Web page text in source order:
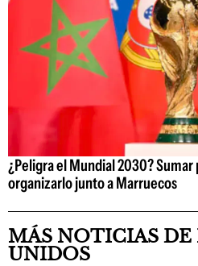
¿Peligra el Mundial 2030? Sumar
organizarlo junto a Marruecos
MÁS NOTICIAS DE
UNIDOS